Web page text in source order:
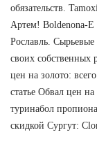
обязательств.
Артем! Boldenona-E
Рославль. Сырьевые
своих собственных
цен на золото:
статье Обвал цен
туринабол
скидкой Сургут: